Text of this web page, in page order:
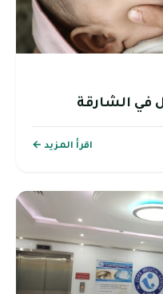
في الشارقة
اقرأ المزيد ←